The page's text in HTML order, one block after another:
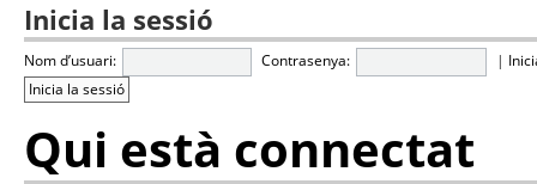
Inicia la sessió
Nom d’usuari: Contrasenya: |
Qui està connectat